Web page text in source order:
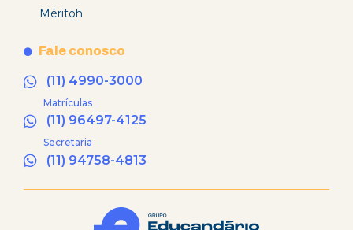
Méritoh
Fale conosco
(11) 4990-3000
Matrículas
(11) 96497-4125
Secretaria
(11) 94758-4813